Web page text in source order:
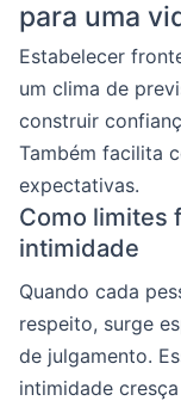
para uma
Estabelecer
um clima de
construir
Também facilita
expectativas.
Como limites
intimidade
Quando cada
respeito, surge
de julgamento.
intimidade